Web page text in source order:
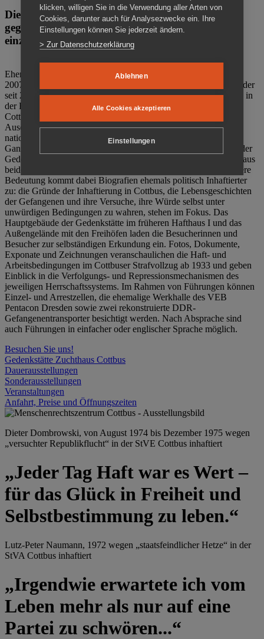
Die Gedenkstätte Zuchthaus Cottbus ist ein Ort
gegen das Vergessen. Anschaulich, nah und
einzigartig.
Ehemalige politische Häftlinge der DDR gründeten im Oktober
2007 den Verein Menschenrechtszentrum Cottbus e. V. (MRZ), der
seit 2011 Eigentümer des ehemaligen Gefängnisses (1860-2002) in
der Bautzener Straße und Träger der Gedenkstätte Zuchthaus
Cottbus ist. Im Zentrum der Arbeit der Gedenkstätte steht die
Auseinandersetzung mit politischem Unrecht während der
nationalsozialistischen Terrorherrschaft und der SED-Diktatur.
Ganzjährig zeigen mehrere Dauer- und Sonderausstellungen in der
Gedenkstätte Zuchthaus Cottbus Beispiele politischen Unrechts aus
beiden deutschen Diktaturen des 20. Jahrhunderts. Eine besondere
Bedeutung kommt dabei Biografien ehemals politisch Inhaftierter
zu: die Gründe der Inhaftierung in Cottbus, die Lebensgeschichten
der Gefangenen und ihre Versuche, ihre Würde selbst unter
unwürdigen Bedingungen zu wahren, stehen im Fokus. Das
Hauptgebäude der Gedenkstätte im früheren Hafthaus I und das
Außengelände mit den Freihöfen laden die Besucherinnen und
Besucher zur selbständigen Erkundung ein. Fotos, Dokumente,
Exponate und Zeichnungen veranschaulichen die Haft- und
Arbeitsbedingungen im Cottbuser Strafvollzug ab 1933 und geben
Einblick in die Verfolgungs- und Repressionsmechanismen des
jeweiligen Herrschaftssystems. Im Rahmen von Führungen können
Einzel- und Arrestzellen, die ehemalige Werkhalle des VEB
Pentacon Dresden sowie zwei rekonstruierte DDR-
Gefangenentransporter besichtigt werden. Nach Absprache sind
auch Führungen in einfacher oder englischer Sprache möglich.
Besuchen Sie uns!
Gedenkstätte Zuchthaus Cottbus
Dauerausstellungen
Sonderausstellungen
Veranstaltungen
Anfahrt, Preise und Öffnungszeiten
Dieter Dombrowski, von August 1974 bis Dezember 1975 wegen
„versuchter Republikflucht“ in der StVE Cottbus inhaftiert
„Jeder Tag Haft war es Wert –
für das Glück in Freiheit und
Selbstbestimmung zu leben.“
Lutz-Peter Naumann, 1972 wegen „staatsfeindlicher Hetze“ in der
StVA Cottbus inhaftiert
„Irgendwie erwartete ich vom
Leben mehr als nur auf eine
Partei zu schwören...“
klicken, willigen Sie in die Verwendung aller Arten von
Cookies, darunter auch für Analysezwecke ein. Ihre
Einstellungen können Sie jederzeit ändern.
> Zur Datenschutzerklärung
Ablehnen
Alle Cookies akzeptieren
Einstellungen